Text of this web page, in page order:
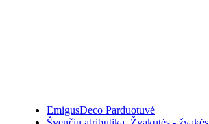
EmigusDeco Parduotuvė